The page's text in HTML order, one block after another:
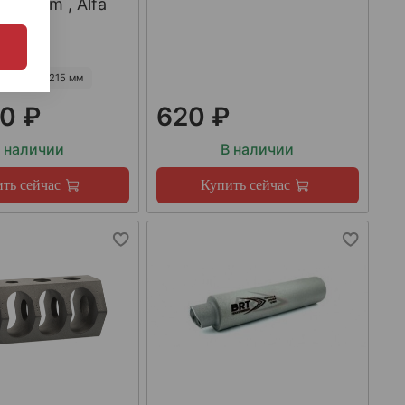
, Alfa
215 мм
₽
наличии
сейчас
620 ₽
В наличии
Купить сейчас